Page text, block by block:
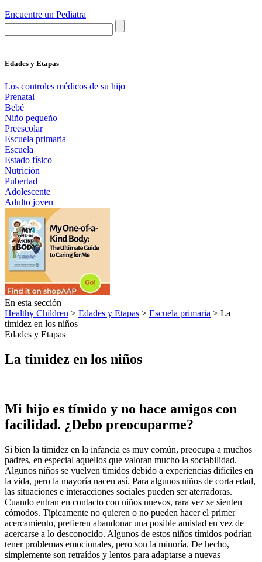
Encuentre un Pediatra
Edades y Etapas
Los controles médicos de su hijo
Prenatal
Bebé
Niño pequeño
Preescolar
Escuela primaria
Escuela
Estado físico
Nutrición
Pubertad
Adolescente
Adulto joven
En esta sección
Healthy Children > Edades y Etapas > Escuela primaria > La
timidez en los niños
Edades y Etapas
La timidez en los niños
Mi hijo es tímido y no hace amigos con
facilidad. ¿Debo preocuparme?
Si bien la timidez en la infancia es muy común, preocupa a muchos
padres, en especial aquellos que valoran mucho la sociabilidad.
Algunos niños se vuelven tímidos debido a experiencias difíciles en
la vida, pero la mayoría nacen así. Para algunos niños de corta edad,
las situaciones e interacciones sociales pueden ser aterradoras.
Cuando entran en contacto con niños nuevos, rara vez se sienten
cómodos. Típicamente no quieren o no pueden hacer el primer
acercamiento, prefieren abandonar una posible amistad en vez de
acercarse a lo desconocido. Algunos de estos niños tímidos podrían
tener problemas emocionales, pero son la minoría. De hecho,
simplemente son retraídos y lentos para adaptarse a nuevas